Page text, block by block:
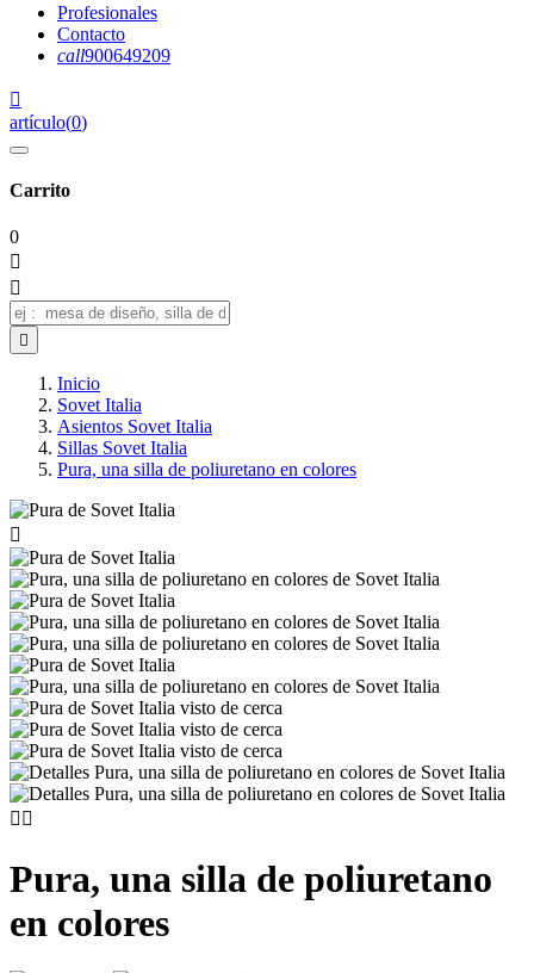
Profesionales
Contacto
call900649209

artículo(0)
Carrito
0



Inicio
Sovet Italia
Asientos Sovet Italia
Sillas Sovet Italia
Pura, una silla de poliuretano en colores

 
Pura, una silla de poliuretano
en colores